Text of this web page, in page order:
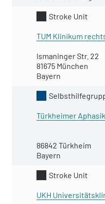
Stroke Unit
TUM Klinikum
Ismaninger Str. 22
81675 München
Bayern
Türkheimer
86842 Türkheim
Bayern
Stroke Unit
UKH